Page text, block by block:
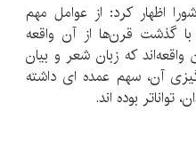
اظهار کرد: از عوامل مهم
با گذشت قرن‌ها از آن واقعه
که زبان شعر و بیان
آن، سهم عمده ای داشته
بوده اند.